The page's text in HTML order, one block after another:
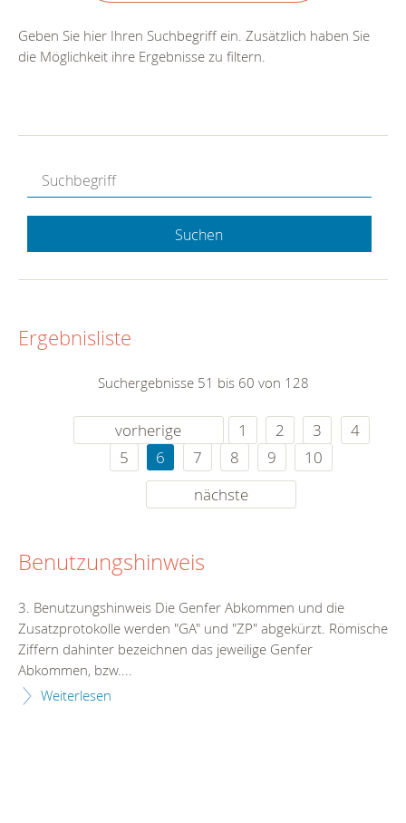
Geben Sie hier Ihren Suchbegriff ein. Zusätzlich haben Sie
die Möglichkeit ihre Ergebnisse zu filtern.
Suchen
Ergebnisliste
Suchergebnisse 51 bis 60 von 128
vorherige 1 2 3
4
5
6 7 8 9
10
nächste
Benutzungshinweis
3. Benutzungshinweis Die Genfer Abkommen und die
Zusatzprotokolle werden "GA" und "ZP" abgekürzt. Römische
Ziffern dahinter bezeichnen das jeweilige Genfer
Abkommen, bzw....
Weiterlesen